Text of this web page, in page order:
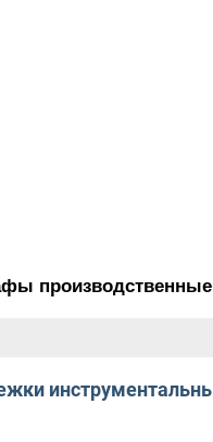
производственные